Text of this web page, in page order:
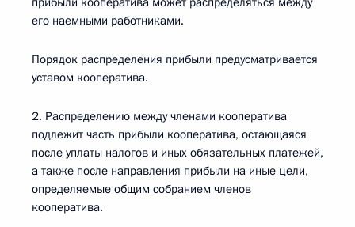
его наемными работниками.
Порядок распределения прибыли предусматривается
уставом кооператива.
2. Распределению между членами кооператива
подлежит часть прибыли кооператива, остающаяся
после уплаты налогов и иных обязательных платежей,
а также после направления прибыли на иные цели,
определяемые общим собранием членов
кооператива.